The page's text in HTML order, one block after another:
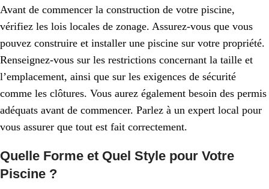
Avant de commencer la construction de votre piscine,
vérifiez les lois locales de zonage. Assurez-vous que vous
pouvez construire et installer une piscine sur votre propriété.
Renseignez-vous sur les restrictions concernant la taille et
l’emplacement, ainsi que sur les exigences de sécurité
comme les clôtures. Vous aurez également besoin des permis
adéquats avant de commencer. Parlez à un expert local pour
vous assurer que tout est fait correctement.
Quelle Forme et Quel Style pour Votre
Piscine ?